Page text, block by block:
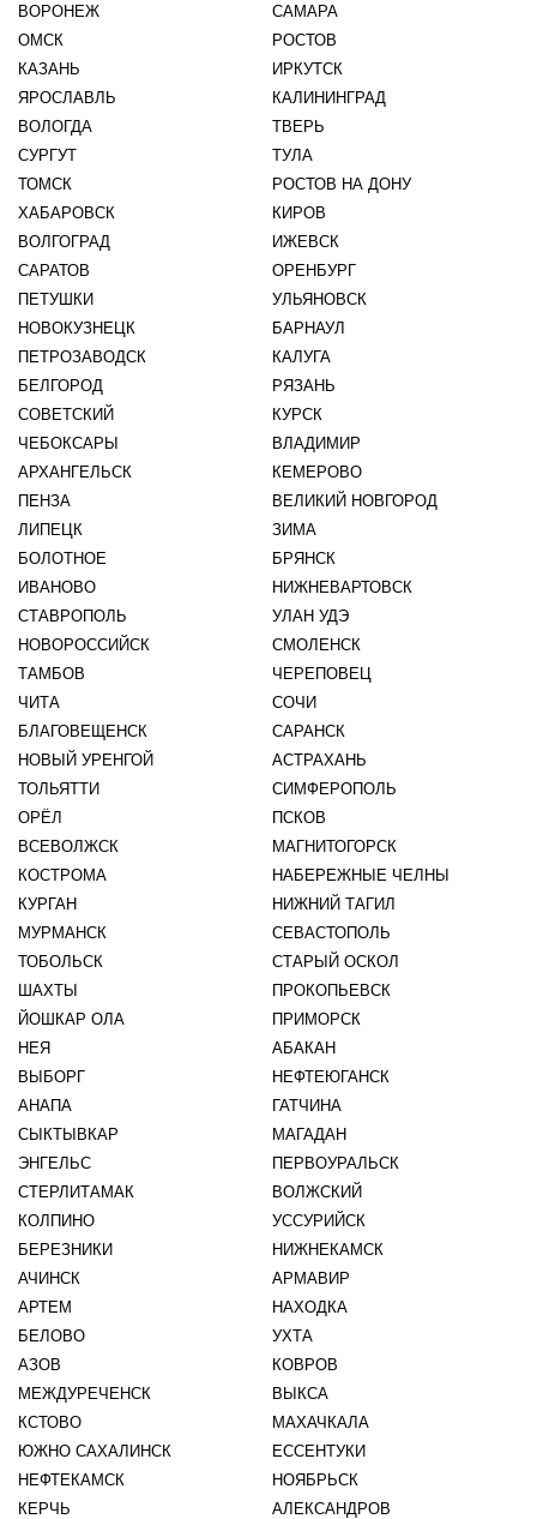
ВОРОНЕЖ
САМАРА
ОМСК
РОСТОВ
КАЗАНЬ
ИРКУТСК
ЯРОСЛАВЛЬ
КАЛИНИНГРАД
ВОЛОГДА
ТВЕРЬ
СУРГУТ
ТУЛА
ТОМСК
РОСТОВ НА ДОНУ
ХАБАРОВСК
КИРОВ
ВОЛГОГРАД
ИЖЕВСК
САРАТОВ
ОРЕНБУРГ
ПЕТУШКИ
УЛЬЯНОВСК
НОВОКУЗНЕЦК
БАРНАУЛ
ПЕТРОЗАВОДСК
КАЛУГА
БЕЛГОРОД
РЯЗАНЬ
СОВЕТСКИЙ
КУРСК
ЧЕБОКСАРЫ
ВЛАДИМИР
АРХАНГЕЛЬСК
КЕМЕРОВО
ПЕНЗА
ВЕЛИКИЙ НОВГОРОД
ЛИПЕЦК
ЗИМА
БОЛОТНОЕ
БРЯНСК
ИВАНОВО
НИЖНЕВАРТОВСК
СТАВРОПОЛЬ
УЛАН УДЭ
НОВОРОССИЙСК
СМОЛЕНСК
ТАМБОВ
ЧЕРЕПОВЕЦ
ЧИТА
СОЧИ
БЛАГОВЕЩЕНСК
САРАНСК
НОВЫЙ УРЕНГОЙ
АСТРАХАНЬ
ТОЛЬЯТТИ
СИМФЕРОПОЛЬ
ОРЁЛ
ПСКОВ
ВСЕВОЛЖСК
МАГНИТОГОРСК
КОСТРОМА
НАБЕРЕЖНЫЕ ЧЕЛНЫ
КУРГАН
НИЖНИЙ ТАГИЛ
МУРМАНСК
СЕВАСТОПОЛЬ
ТОБОЛЬСК
СТАРЫЙ ОСКОЛ
ШАХТЫ
ПРОКОПЬЕВСК
ЙОШКАР ОЛА
ПРИМОРСК
НЕЯ
АБАКАН
ВЫБОРГ
НЕФТЕЮГАНСК
АНАПА
ГАТЧИНА
СЫКТЫВКАР
МАГАДАН
ЭНГЕЛЬС
ПЕРВОУРАЛЬСК
СТЕРЛИТАМАК
ВОЛЖСКИЙ
КОЛПИНО
УССУРИЙСК
БЕРЕЗНИКИ
НИЖНЕКАМСК
АЧИНСК
АРМАВИР
АРТЕМ
НАХОДКА
БЕЛОВО
УХТА
АЗОВ
КОВРОВ
МЕЖДУРЕЧЕНСК
ВЫКСА
КСТОВО
МАХАЧКАЛА
ЮЖНО САХАЛИНСК
ЕССЕНТУКИ
НЕФТЕКАМСК
НОЯБРЬСК
КЕРЧЬ
АЛЕКСАНДРОВ